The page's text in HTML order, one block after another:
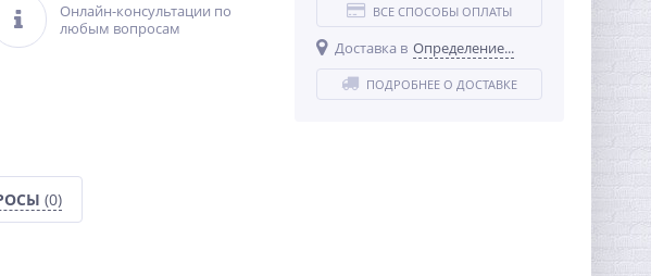
Онлайн-консультации по
любым вопросам
ВСЕ СПОСОБЫ ОПЛАТЫ
Доставка в Определение...
ПОДРОБНЕЕ О ДОСТАВКЕ
(0)